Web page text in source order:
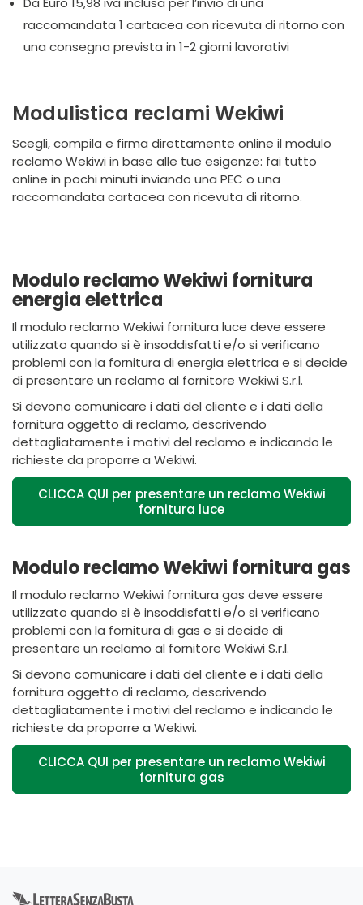
raccomandata 1 cartacea con ricevuta di ritorno con
una consegna prevista in 1-2 giorni lavorativi
Modulistica reclami Wekiwi
Scegli, compila e firma direttamente online il modulo
reclamo Wekiwi in base alle tue esigenze: fai tutto
online in pochi minuti inviando una PEC o una
raccomandata cartacea con ricevuta di ritorno.
Modulo reclamo Wekiwi fornitura
energia elettrica
Il modulo reclamo Wekiwi fornitura luce deve essere
utilizzato quando si è insoddisfatti e/o si verificano
problemi con la fornitura di energia elettrica e si decide
di presentare un reclamo al fornitore Wekiwi S.r.l.
Si devono comunicare i dati del cliente e i dati della
fornitura oggetto di reclamo, descrivendo
dettagliatamente i motivi del reclamo e indicando le
richieste da proporre a Wekiwi.
CLICCA QUI per presentare un reclamo Wekiwi
fornitura luce
Modulo reclamo Wekiwi fornitura gas
Il modulo reclamo Wekiwi fornitura gas deve essere
utilizzato quando si è insoddisfatti e/o si verificano
problemi con la fornitura di gas e si decide di
presentare un reclamo al fornitore Wekiwi S.r.l.
Si devono comunicare i dati del cliente e i dati della
fornitura oggetto di reclamo, descrivendo
dettagliatamente i motivi del reclamo e indicando le
richieste da proporre a Wekiwi.
CLICCA QUI per presentare un reclamo Wekiwi
fornitura gas